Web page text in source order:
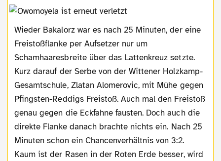
Wieder Bakalorz war es nach 25 Minuten, der eine
Freistoßflanke per Aufsetzer nur um
Schamhaaresbreite über das Lattenkreuz setzte.
Kurz darauf der Serbe von der Wittener Holzkamp-
Gesamtschule, Zlatan Alomerovic, mit Mühe gegen
Pfingsten-Reddigs Freistoß. Auch mal den Freistoß
genau gegen die Eckfahne fausten. Doch auch die
direkte Flanke danach brachte nichts ein. Nach 25
Minuten schon ein Chancenverhältnis von 3:2.
Kaum ist der Rasen in der Roten Erde besser, wird